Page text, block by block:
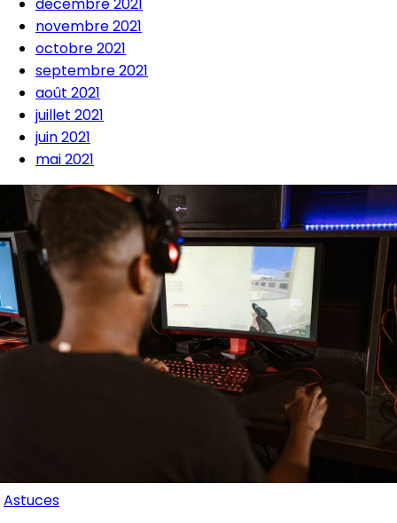
décembre 2021
novembre 2021
octobre 2021
septembre 2021
août 2021
juillet 2021
juin 2021
mai 2021
Astuces